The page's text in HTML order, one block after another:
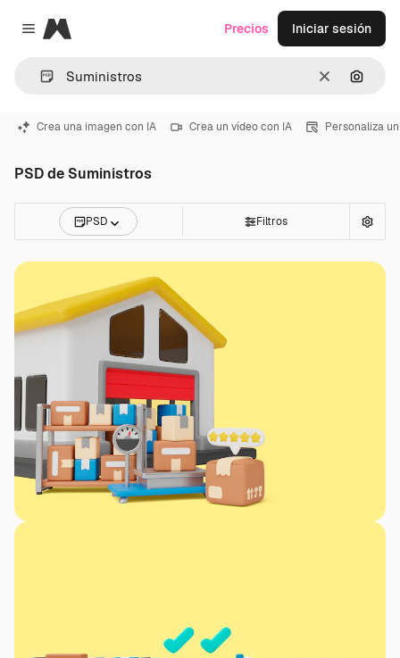
Close menu
Magnific
Borrar
Precios Iniciar sesión
Crea una imagen con IA Crea un vídeo con IA Personaliza
PSD de Suministros
PSD Filtros